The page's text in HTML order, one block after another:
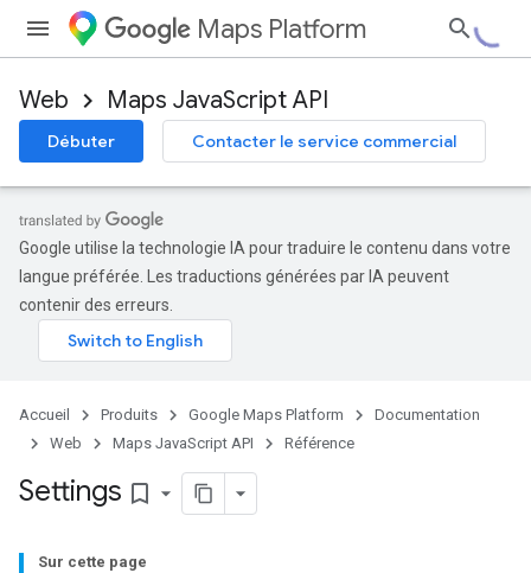
Maps Platform
Web Maps JavaScript API
Débuter Contacter le service commercial
Google utilise la technologie IA pour traduire le contenu dans votre
langue préférée. Les traductions générées par IA peuvent
contenir des erreurs.
Accueil Produits Google Maps Platform
Documentation
Web
Maps JavaScript API Référence
Settings bookmark_border
Sur cette page